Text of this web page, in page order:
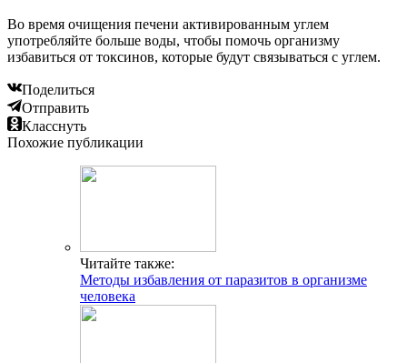
Во время очищения печени активированным углем
употребляйте больше воды, чтобы помочь организму
избавиться от токсинов, которые будут связываться с углем.
Поделиться
Отправить
Класснуть
Похожие публикации
Читайте также:
Методы избавления от паразитов в организме
человека